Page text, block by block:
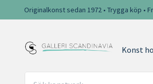
Originalkonst sedan 1972 • Trygga köp •
Konst